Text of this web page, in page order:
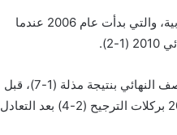
وأضافت “السيليساو” فصلاً جديدًا إلى سلسلة إخفاقاتها المريرة أمام الفرق الأوروبية، والتي بدأت عام 2006 عندما
وفي 2014، تلقت البرازيل أقسى هزيمة في تاريخها على أرضها أمام ألمانيا في نصف النهائي بنتيجة مذلة (1-7)، قبل
أن تخرج أمام بلجيكا في ربع نهائي 2018 (1-2)، ثم أمام كرواتيا في ربع نهائي 2022 بركلات الترجيح (2-4) بعد التعادل